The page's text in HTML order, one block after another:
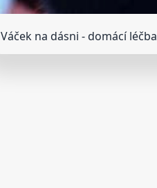
Váček na dásni - domácí léčba